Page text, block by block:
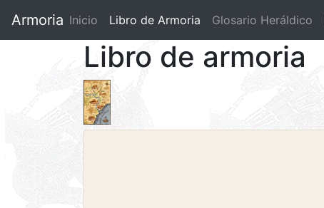
Armoria Inicio Libro de Armoria (current)
Glosario Heráldico
Libro de armoria